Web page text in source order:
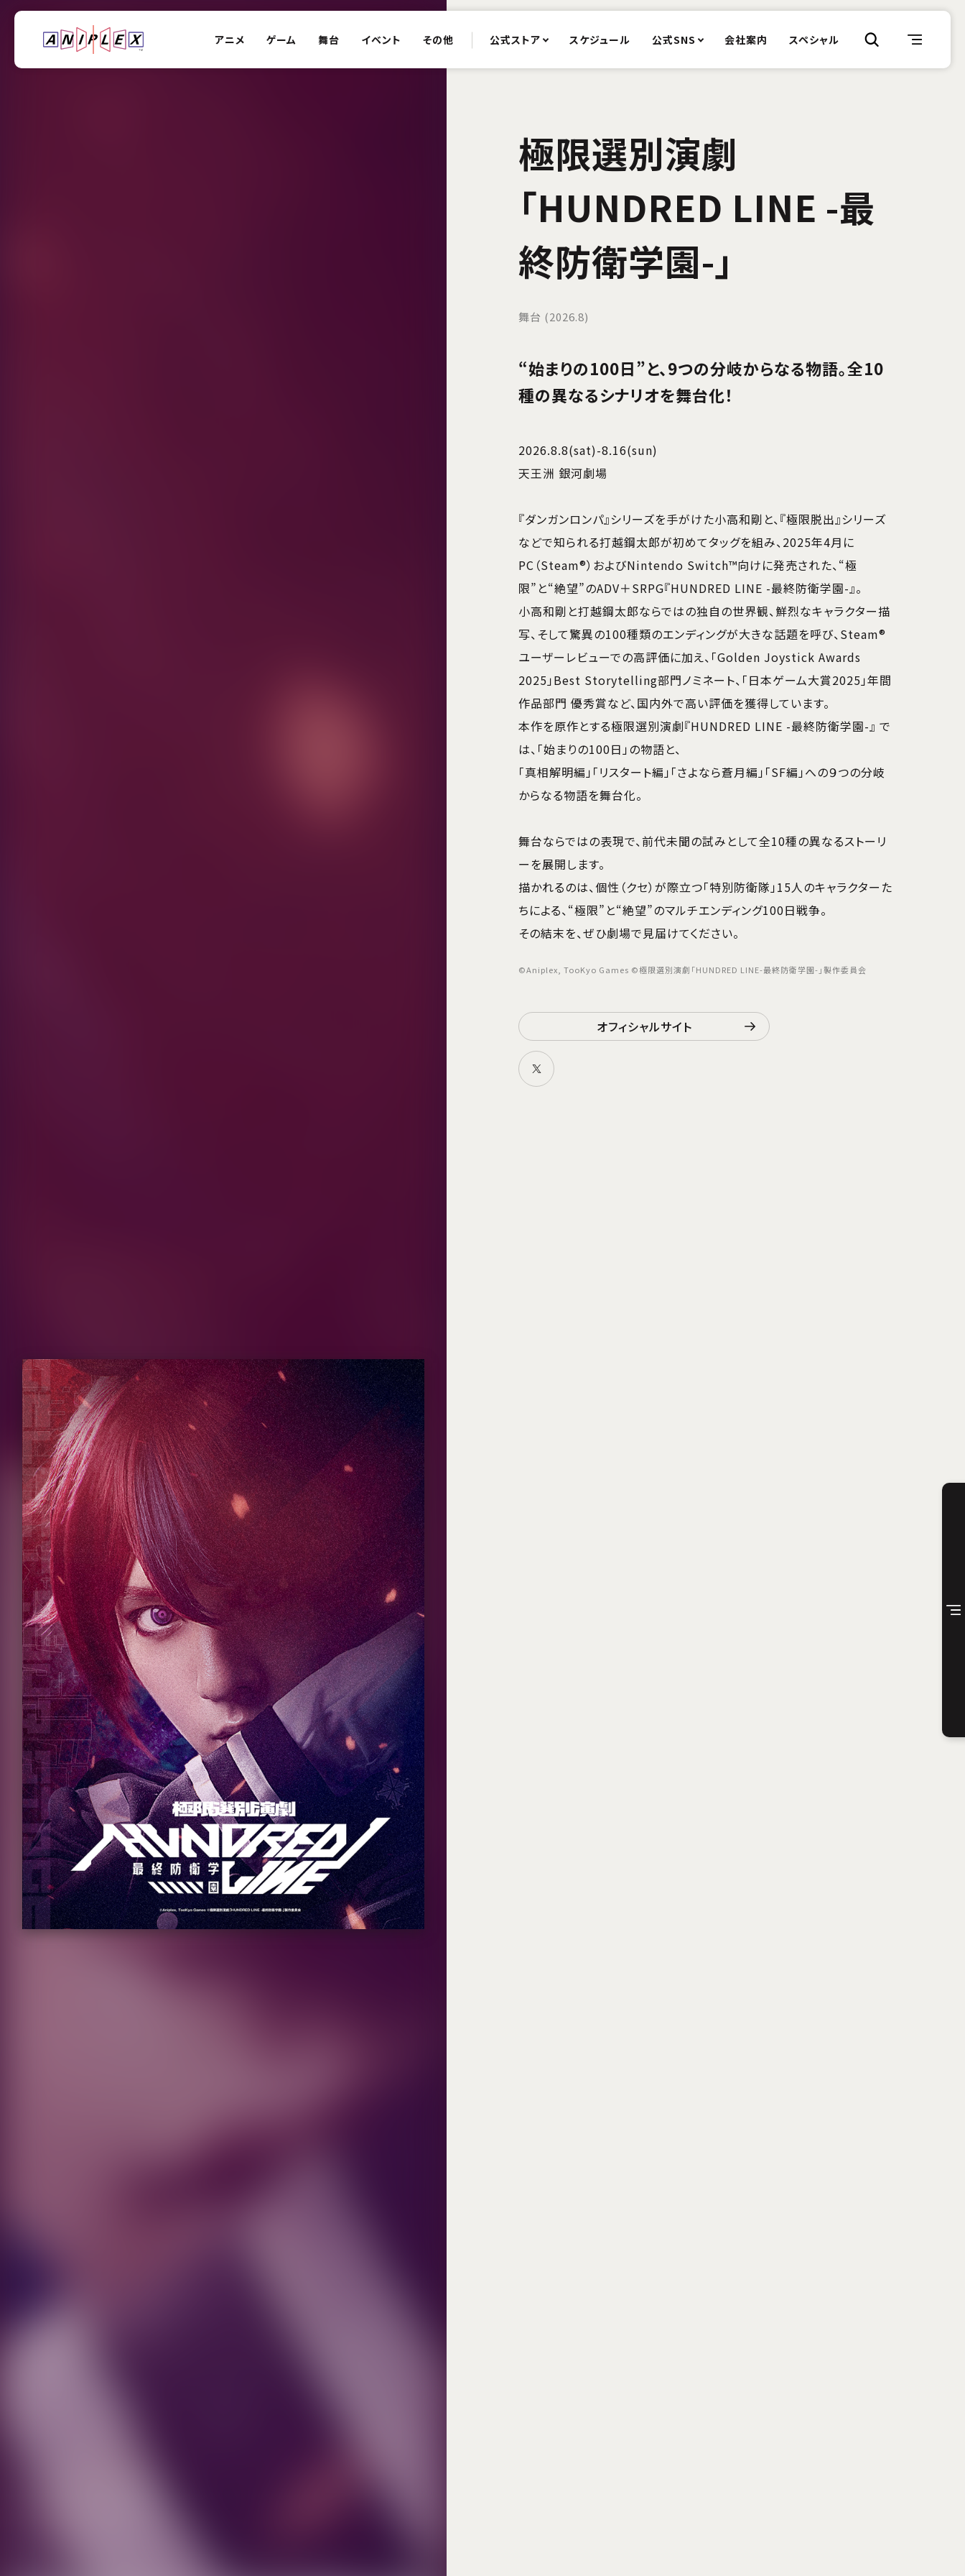
アニメ ゲーム 舞台 イベント その他 公式ストア スケジュール 公式SNS 会社案内 スペシャル
極限選別演劇
「HUNDRED LINE -最
終防衛学園-」
舞台 (2026.8)
“始まりの100日”と、9つの分岐からなる物語。全10
種の異なるシナリオを舞台化！
2026.8.8(sat)-8.16(sun)
天王洲 銀河劇場
『ダンガンロンパ』シリーズを手がけた小高和剛と、『極限脱出』シリーズ
などで知られる打越鋼太郎が初めてタッグを組み、2025年4月に
PC（Steam®）およびNintendo Switch™向けに発売された、“極
限”と“絶望”のADV＋SRPG『HUNDRED LINE -最終防衛学園-』。
小高和剛と打越鋼太郎ならではの独自の世界観、鮮烈なキャラクター描
写、そして驚異の100種類のエンディングが大きな話題を呼び、Steam®
ユーザーレビューでの高評価に加え、「Golden Joystick Awards
2025」Best Storytelling部門ノミネート、「日本ゲーム大賞2025」年間
作品部門 優秀賞など、国内外で高い評価を獲得しています。
本作を原作とする極限選別演劇『HUNDRED LINE -最終防衛学園-』 で
は、「始まりの100日」の物語と、
「真相解明編」「リスタート編」「さよなら蒼月編」「SF編」への９つの分岐
からなる物語を舞台化。
舞台ならではの表現で、前代未聞の試みとして全10種の異なるストーリ
ーを展開します。
描かれるのは、個性（クセ）が際立つ「特別防衛隊」15人のキャラクターた
ちによる、“極限”と“絶望”のマルチエンディング100日戦争。
その結末を、ぜひ劇場で見届けてください。
©Aniplex, TooKyo Games ©極限選別演劇「HUNDRED LINE-最終防衛学園-」製作委員会
オフィシャルサイト